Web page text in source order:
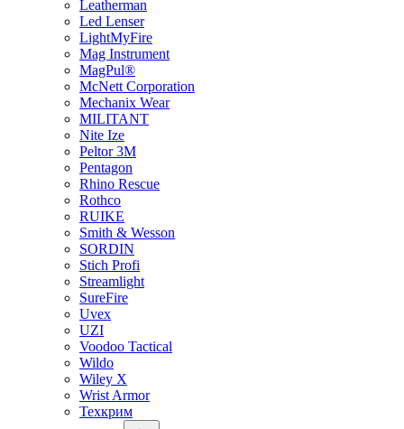
Leatherman
Led Lenser
LightMyFire
Mag Instrument
MagPul®
McNett Corporation
Mechanix Wear
MILITANT
Nite Ize
Peltor 3M
Pentagon
Rhino Rescue
Rothco
RUIKE
Smith & Wesson
SORDIN
Stich Profi
Streamlight
SureFire
Uvex
UZI
Voodoo Tactical
Wildo
Wiley X
Wrist Armor
Техкрим